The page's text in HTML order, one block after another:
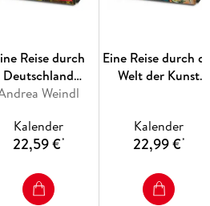
Reise durch
Deutschland
faszinierende
Fotografien
Weindl
Kalender
22,59 €*
Eine Reise durch
Welt der Kunst
Meisterwerke
Kalender
22,99 €*